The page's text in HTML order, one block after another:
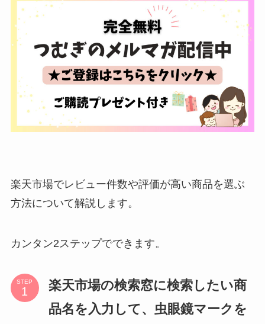
楽天市場でレビュー件数や評価が高い商品を選ぶ
方法について解説します。
カンタン2ステップでできます。
STEP
楽天市場の検索窓に検索したい商
品名を入力して、虫眼鏡マークを